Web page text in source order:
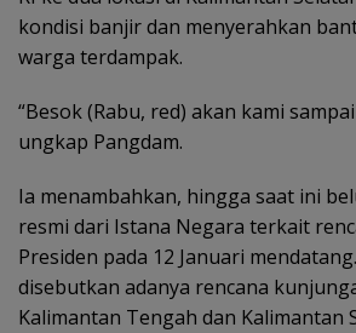
kondisi banjir dan menyerahkan
warga terdampak.
“Besok (Rabu, red) akan kami
ungkap Pangdam.
Ia menambahkan, hingga saat ini
resmi dari Istana Negara terkait
Presiden pada 12 Januari
disebutkan adanya rencana
Kalimantan Tengah dan Kalimantan